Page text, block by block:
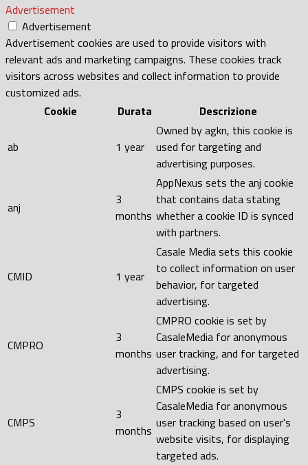
Advertisement
Advertisement
Advertisement cookies are used to provide visitors with
relevant ads and marketing campaigns. These cookies track
visitors across websites and collect information to provide
customized ads.
Cookie
Durata Descrizione
ab 1 year
Owned by agkn, this cookie is
used for targeting and
advertising purposes.
anj
3
months
AppNexus sets the anj cookie
that contains data stating
whether a cookie ID is synced
with partners.
CMID 1 year
Casale Media sets this cookie
to collect information on user
behavior, for targeted
advertising.
CMPRO
3
months
CMPRO cookie is set by
CasaleMedia for anonymous
user tracking, and for targeted
advertising.
CMPS
3
months
CMPS cookie is set by
CasaleMedia for anonymous
user tracking based on user's
website visits, for displaying
targeted ads.